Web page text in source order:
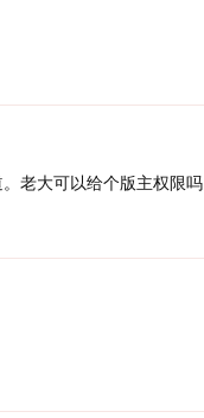
老大可以给个版主权限吗